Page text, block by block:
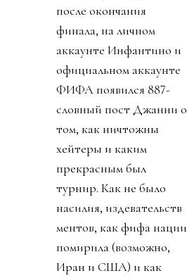
после окончания
финала, на личном
аккаунте Инфантино и
официальном аккаунте
ФИФА появился 887-
словный пост Джанни о
том, как ничтожны
хейтеры и каким
прекрасным был
турнир. Как не было
насилия, издевательств
ментов, как фифа нации
помирила (возможно,
Иран и США) и как